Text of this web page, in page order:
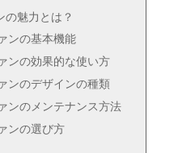
の魅力とは？
ンの基本機能
ンの効果的な使い方
ンのデザインの種類
ンのメンテナンス方法
ンの選び方